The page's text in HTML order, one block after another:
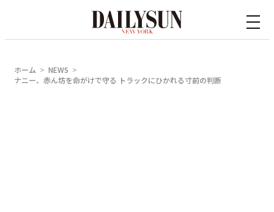
ホーム
NEWS
ナニー、赤ん坊を命がけで守る トラックにひかれる寸前の判断